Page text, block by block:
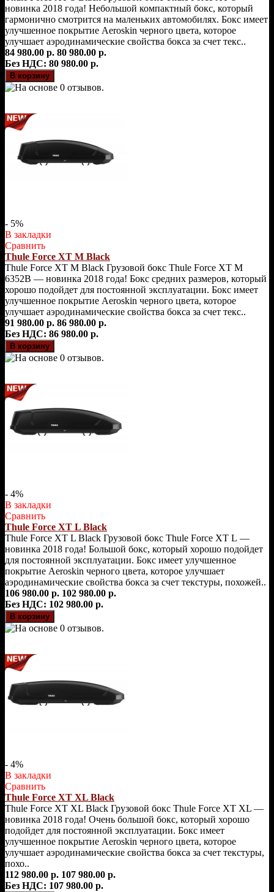
новинка 2018 года! Небольшой компактный бокс, который
гармонично смотрится на маленьких автомобилях. Бокс имеет
улучшенное покрытие Aeroskin черного цвета, которое
улучшает аэродинамические свойства бокса за счет текс..
84 980.00 р. 80 980.00 р.
Без НДС: 80 980.00 р.
- 5%
В закладки
Сравнить
Thule Force XT M Black
Thule Force XT M Black Грузовой бокс Thule Force XT M
6352B — новинка 2018 года! Бокс средних размеров, который
хорошо подойдет для постоянной эксплуатации. Бокс имеет
улучшенное покрытие Aeroskin черного цвета, которое
улучшает аэродинамические свойства бокса за счет текс..
91 980.00 р. 86 980.00 р.
Без НДС: 86 980.00 р.
- 4%
В закладки
Сравнить
Thule Force XT L Black
Thule Force XT L Black Грузовой бокс Thule Force XT L —
новинка 2018 года! Большой бокс, который хорошо подойдет
для постоянной эксплуатации. Бокс имеет улучшенное
покрытие Aeroskin черного цвета, которое улучшает
аэродинамические свойства бокса за счет текстуры, похожей..
106 980.00 р. 102 980.00 р.
Без НДС: 102 980.00 р.
- 4%
В закладки
Сравнить
Thule Force XT XL Black
Thule Force XT XL Black Грузовой бокс Thule Force XT XL —
новинка 2018 года! Очень большой бокс, который хорошо
подойдет для постоянной эксплуатации. Бокс имеет
улучшенное покрытие Aeroskin черного цвета, которое
улучшает аэродинамические свойства бокса за счет текстуры,
похо..
112 980.00 р. 107 980.00 р.
Без НДС: 107 980.00 р.